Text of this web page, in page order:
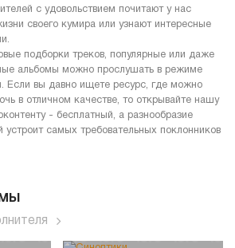
с удовольствием почитают у нас
своего кумира или узнают интересные
подборки треков, популярные или даже
альбомы можно прослушать в режиме
Если вы давно ищете ресурс, где можно
в отличном качестве, то открывайте нашу
- бесплатный, а разнообразие
устроит самых требовательных поклонников